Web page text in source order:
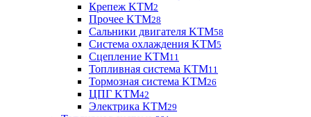
Крепеж KTM2
Прочее KTM28
Сальники двигателя KTM58
Система охлаждения KTM5
Сцепление KTM11
Топливная система KTM11
Тормозная система KTM26
ЦПГ KTM42
Электрика KTM29